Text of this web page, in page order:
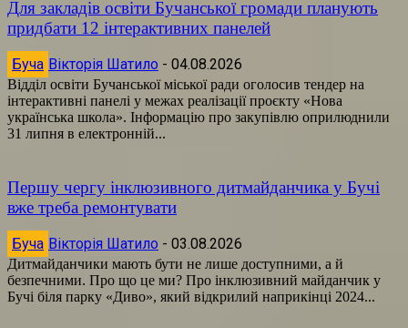
Для закладів освіти Бучанської громади планують
придбати 12 інтерактивних панелей
Буча Вікторія Шатило - 04.08.2026
Відділ освіти Бучанської міської ради оголосив тендер на
інтерактивні панелі у межах реалізації проєкту «Нова
українська школа». Інформацію про закупівлю оприлюднили
31 липня в електронній...
Першу чергу інклюзивного дитмайданчика у Бучі
вже треба ремонтувати
Буча Вікторія Шатило - 03.08.2026
Дитмайданчики мають бути не лише доступними, а й
безпечними. Про що це ми? Про інклюзивний майданчик у
Бучі біля парку «Диво», який відкрилий наприкінці 2024...